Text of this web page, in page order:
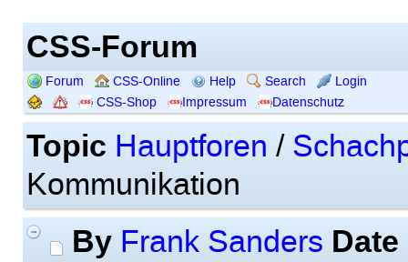
CSS-Forum
Forum CSS-Online Help Search
Login
CSS-Shop
Impressum Datenschutz
Topic Hauptforen /
Kommunikation
By Frank Sanders Date